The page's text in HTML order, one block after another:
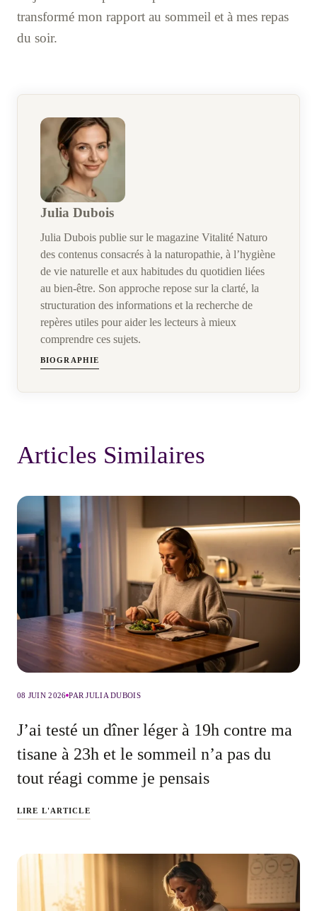
transformé mon rapport au sommeil et à mes repas
du soir.
Julia Dubois
Julia Dubois publie sur le magazine Vitalité Naturo
des contenus consacrés à la naturopathie, à l’hygiène
de vie naturelle et aux habitudes du quotidien liées
au bien-être. Son approche repose sur la clarté, la
structuration des informations et la recherche de
repères utiles pour aider les lecteurs à mieux
comprendre ces sujets.
BIOGRAPHIE
Articles Similaires
08 JUIN 2026 PAR JULIA DUBOIS
J’ai testé un dîner léger à 19h contre ma
tisane à 23h et le sommeil n’a pas du
tout réagi comme je pensais
LIRE L'ARTICLE